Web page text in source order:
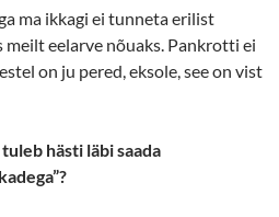
ma ikkagi ei tunneta erilist
eelarve nõuaks. Pankrotti ei
on ju pered, eksole, see on vist
hästi läbi saada